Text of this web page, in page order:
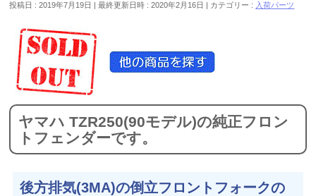
投稿日 : 2019年7月19日 最終更新日時 : 2020年2月16日 カテゴリー : 入荷パーツ
ヤマハ TZR250(90モデル)の純正フロン
トフェンダーです。
後方排気(3MA)の倒立フロントフォークの